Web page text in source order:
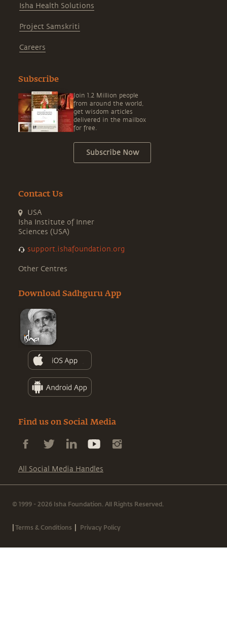
Isha Health Solutions
Project Samskriti
Careers
Subscribe
Join 1.2 Million people
from around the world,
get wisdom articles
delivered in the mailbox
for free.
Subscribe Now
Contact Us
USA
Isha Institute of Inner
Sciences (USA)
support.ishafoundation.org
Other Centres
Download Sadhguru App
Find us on Social Media
All Social Media Handles
© 1999 - 2026 Isha Foundation. All Rights Reserved.
|Terms & Conditions | Privacy Policy